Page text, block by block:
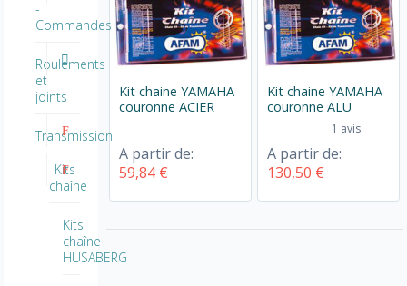
Kit chaine YAMAHA
couronne ACIER
A partir de:
59,84 €
Kit chaine YAMAHA
couronne ALU
1 avis
A partir de:
130,50 €
-
Commandes
Roulements
et
joints
Transmission
Kits
chaîne
Kits
chaîne
HUSABERG